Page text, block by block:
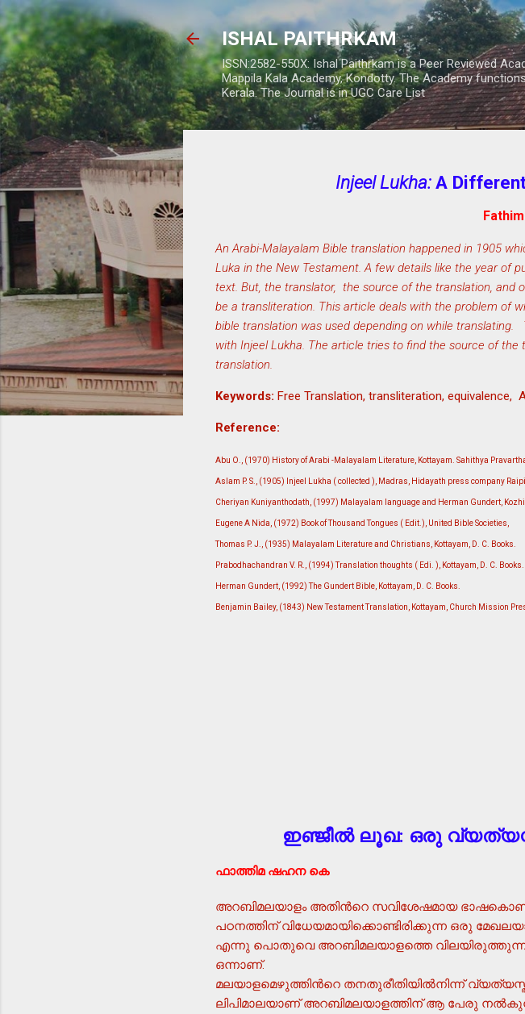
Skip
ISHAL PAITHRKAM
ISSN:2582-550X: Ishal Paithrkam is a Peer Reviewed
Mappila Kala Academy, Kondotty. The Academy
Kerala. The Journal is in UGC Care List
Injeel Lukha:A
An Arabi-Malayalam Bible translation happened in 1905
Luka in the New Testament. A few details like the year of
text. But, the translator, the source of the translation, and
be a transliteration. This article deals with the problem of
bible translation was used depending on while
with Injeel Lukha. The article tries to find the source of
translation.
Keywords: Free Translation, transliteration, equivalence,
Reference:
Abu O., (1970) History of Arabi -Malayalam Literature, Kottayam. Sahithya
Aslam P. S., (1905) Injeel Lukha ( collected ), Madras, Hidayath press company
Cheriyan Kuniyanthodath, (1997) Malayalam language and Herman Gundert,
Eugene A Nida, (1972) Book of Thousand Tongues ( Edit.), United Bible Societies,
Thomas P. J., (1935) Malayalam Literature and Christians, Kottayam, D. C. Books.
Prabodhachandran V. R., (1994) Translation thoughts ( Edi. ), Kottayam, D. C. Books.
Herman Gundert, (1992) The Gundert Bible, Kottayam, D. C. Books.
Benjamin Bailey, (1843) New Testament Translation, Kottayam, Church Mission
ഇഞ്ജീല്‍ ലൂഖ: ഒരു
ഫാത്തിമ ഷഹന കെ
അറബിമലയാളം അതിന്‍റെ സവിശേഷമായ
പഠനത്തിന് വിധേയമായിക്കൊണ്ടിരിക്കുന്ന ഒരു
എന്നു പൊതുവെ അറബിമലയാളത്തെ
ഒന്നാണ്.
മലയാളമെഴുത്തിന്‍റെ തനതുരീതിയില്‍നിന്ന്
ലിപിമാലയാണ് അറബിമലയാളത്തിന് ആ പേരു